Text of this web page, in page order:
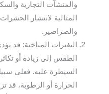
والمنشآت التجارية
المثالية لانتشار
والصراصير.
التغيرات المناخية: قد
الطقس إلى زيادة أو
السيطرة عليه. فعلى
الحرارة أو الرطوبة، قد